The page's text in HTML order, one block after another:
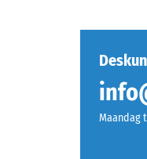
Maandag